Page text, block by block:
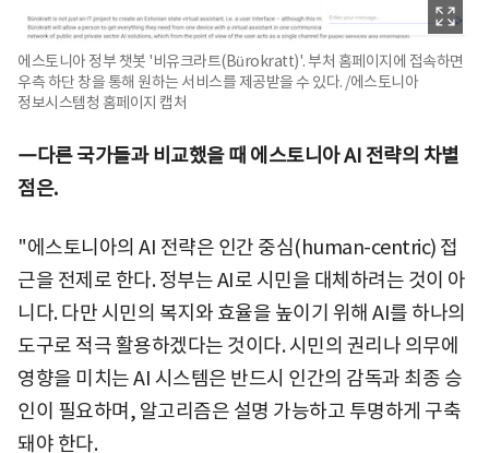
에스토니아 정부 챗봇 '비유크라트(Bürokratt)'. 부처 홈페이지에 접속하면
우측 하단 창을 통해 원하는 서비스를 제공받을 수 있다. /에스토니아
정보시스템청 홈페이지 캡처
―다른 국가들과 비교했을 때 에스토니아 AI 전략의 차별
점은.
"에스토니아의 AI 전략은 인간 중심(human-centric) 접
근을 전제로 한다. 정부는 AI로 시민을 대체하려는 것이 아
니다. 다만 시민의 복지와 효율을 높이기 위해 AI를 하나의
도구로 적극 활용하겠다는 것이다. 시민의 권리나 의무에
영향을 미치는 AI 시스템은 반드시 인간의 감독과 최종 승
인이 필요하며, 알고리즘은 설명 가능하고 투명하게 구축
돼야 한다.